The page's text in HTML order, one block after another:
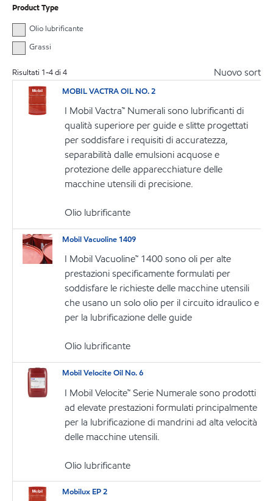
Product Type
Olio lubrificante
Grassi
Risultati 1-4di 4 Nuovo sort
MOBIL VACTRA OIL NO. 2
I Mobil Vactra™ Numerali sono lubrificanti di
qualità superiore per guide e slitte progettati
per soddisfare i requisiti di accuratezza,
separabilità dalle emulsioni acquose e
protezione delle apparecchiature delle
macchine utensili di precisione.
Olio lubrificante
Mobil Vacuoline 1409
I Mobil Vacuoline™ 1400 sono oli per alte
prestazioni specificamente formulati per
soddisfare le richieste delle macchine utensili
che usano un solo olio per il circuito idraulico e
per la lubrificazione delle guide
Olio lubrificante
Mobil Velocite Oil No. 6
I Mobil Velocite™ Serie Numerale sono prodotti
ad elevate prestazioni formulati principalmente
per la lubrificazione di mandrini ad alta velocità
delle macchine utensili.
Olio lubrificante
Mobilux EP 2